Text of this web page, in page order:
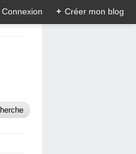
Connexion + Créer mon blog